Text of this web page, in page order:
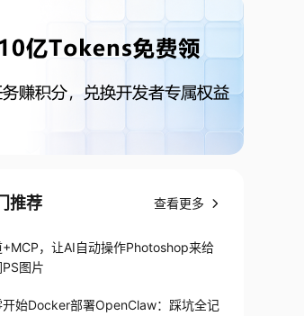
推荐 查看更多
+MCP，让AI自动操作Photoshop来给
图片
开始Docker部署OpenClaw：踩坑全记